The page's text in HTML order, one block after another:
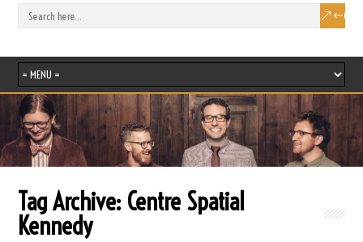
Tag Archive: Centre Spatial
Kennedy